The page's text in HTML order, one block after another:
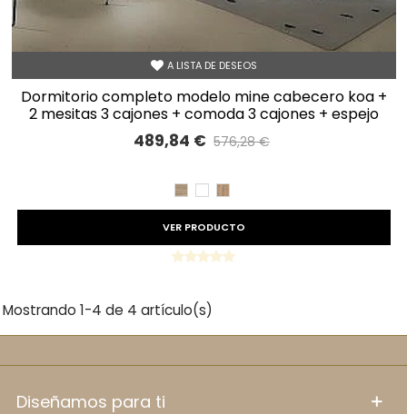
A LISTA DE DESEOS
dormitorio completo modelo mine cabecero koa +
2 mesitas 3 cajones + comoda 3 cajones + espejo
horizontal
489,84 € 576,28 €
CAMBRIAN
BLANCO
ROBLE
VER PRODUCTO
Mostrando 1-4 de 4 artículo(s)
diseñamos para ti